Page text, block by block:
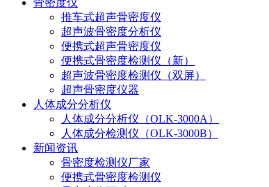
推车式超声骨密度仪
超声波骨密度分析仪
便携式超声骨密度仪
便携式骨密度检测仪（新）
超声波骨密度检测仪（双屏）
超声骨密度仪器
人体成分分析仪
人体成分分析仪（OLK-3000A）
人体成分检测仪（OLK-3000B）
新闻资讯
骨密度检测仪厂家
便携式骨密度检测仪